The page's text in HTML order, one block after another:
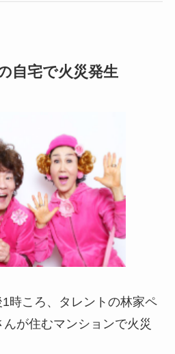
自宅で火災発生
時ころ、タレントの林家ペ
が住むマンションで火災